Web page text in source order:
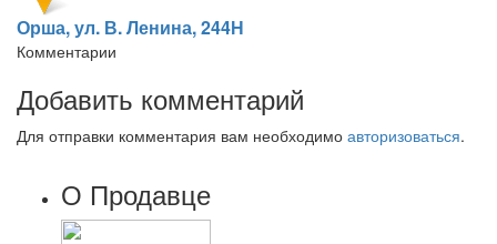
Орша, ул. В. Ленина, 244Н
Комментарии
Добавить комментарий
Для отправки комментария вам необходимо авторизоваться.
О Продавце